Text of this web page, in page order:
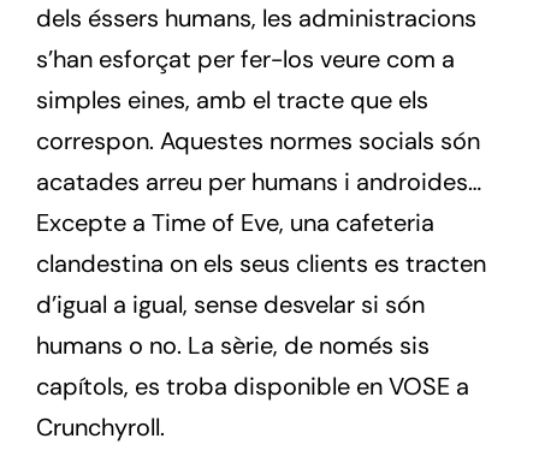
dels éssers humans, les administracions
s’han esforçat per fer-los veure com a
simples eines, amb el tracte que els
correspon. Aquestes normes socials són
acatades arreu per humans i androides…
Excepte a Time of Eve, una cafeteria
clandestina on els seus clients es tracten
d’igual a igual, sense desvelar si són
humans o no. La sèrie, de només sis
capítols, es troba disponible en VOSE a
Crunchyroll.